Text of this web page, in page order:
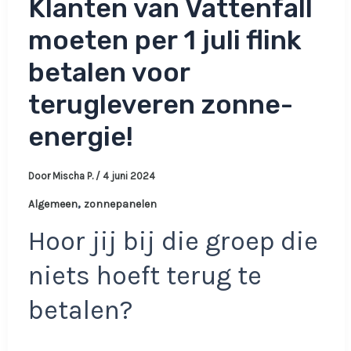
Klanten van Vattenfall
moeten per 1 juli flink
betalen voor
terugleveren zonne-
energie!
Door Mischa P. / 4 juni 2024
Algemeen, zonnepanelen
Hoor jij bij die groep die
niets hoeft terug te
betalen?